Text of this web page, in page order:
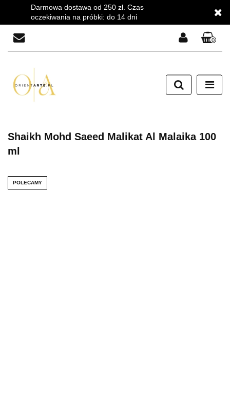
Darmowa dostawa od 250 zł. Czas
oczekiwania na próbki: do 14 dni
Zarejestruj się
Dodaj zgłoszenie
0
Shaikh Mohd Saeed Malikat Al Malaika 100
ml
POLECAMY